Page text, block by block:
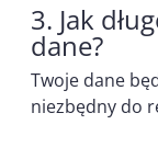
3. Jak
dane?
Twoje dane
niezbędny do